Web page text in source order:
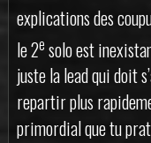
explications des
le 2e solo est
juste la lead qui doit
repartir plus
primordial que tu